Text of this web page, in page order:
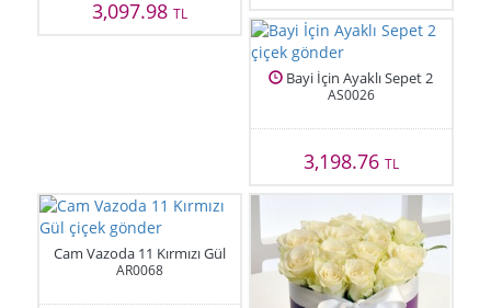
3,097.98TL
Bayi İçin Ayaklı Sepet 2
AS0026
3,198.76 TL
Cam Vazoda 11 Kırmızı Gül
AR0068